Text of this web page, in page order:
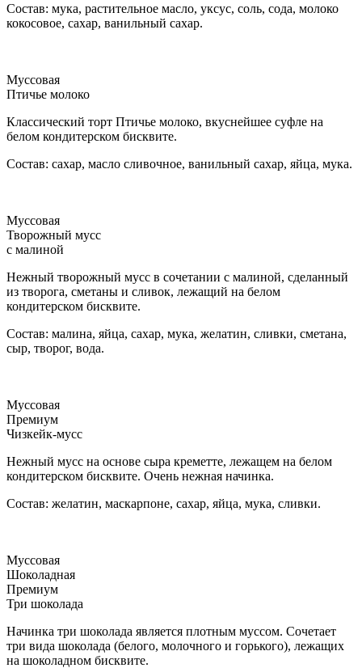
Состав: мука, растительное масло, уксус, соль, сода, молоко
кокосовое, сахар, ванильный сахар.
Муссовая
Птичье молоко
Классический торт Птичье молоко, вкуснейшее суфле на
белом кондитерском бисквите.
Состав: сахар, масло сливочное, ванильный сахар, яйца, мука.
Муссовая
Творожный мусс
с малиной
Нежный творожный мусс в сочетании с малиной, сделанный
из творога, сметаны и сливок, лежащий на белом
кондитерском бисквите.
Состав: малина, яйца, сахар, мука, желатин, сливки, сметана,
сыр, творог, вода.
Муссовая
Премиум
Чизкейк-мусс
Нежный мусс на основе сыра креметте, лежащем на белом
кондитерском бисквите. Очень нежная начинка.
Состав: желатин, маскарпоне, сахар, яйца, мука, сливки.
Муссовая
Шоколадная
Премиум
Три шоколада
Начинка три шоколада является плотным муссом. Сочетает
три вида шоколада (белого, молочного и горького), лежащих
на шоколадном бисквите.